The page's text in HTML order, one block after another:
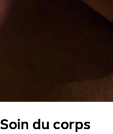
Soin du corps